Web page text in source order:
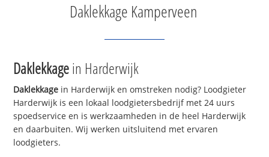
Daklekkage Kamperveen
Daklekkagein Harderwijk
Daklekkage in Harderwijk en omstreken nodig? Loodgieter
Harderwijk is een lokaal loodgietersbedrijf met 24 uurs
spoedservice en is werkzaamheden in de heel Harderwijk
en daarbuiten. Wij werken uitsluitend met ervaren
loodgieters.